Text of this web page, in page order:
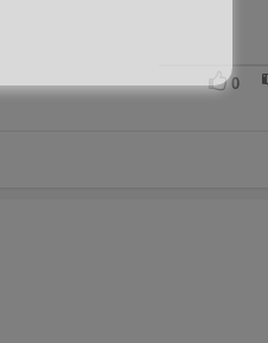
0